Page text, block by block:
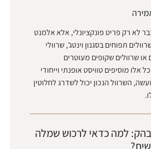
לא רק פריט פונקציונלי, אלא אלמנט
תפוחים בסגנון וינטג', שרוולי
או שרוולים שקופים מעוטרים
אלו מוסיפים טוויסט אופנתי וייחודי
השרוול הנכון יכול לשדרג לחלוטין
למה כדאי לרכוש שמלה